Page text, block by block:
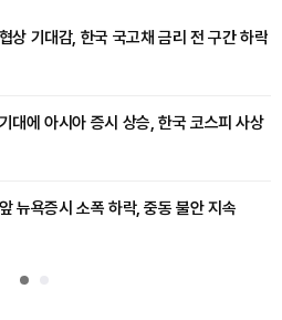
상 기대감, 한국 국고채 금리 전 구간 하락
대에 아시아 증시 상승, 한국 코스피 사상
뉴욕증시 소폭 하락, 중동 불안 지속